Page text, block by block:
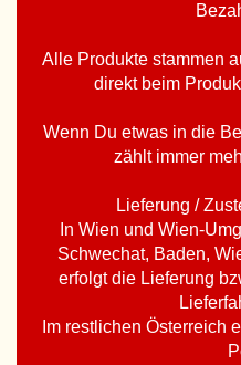
Alle Produkte stammen
direkt beim
Wenn Du etwas in die
zählt immer
Lieferung /
In Wien und Wien-
Schwechat, Baden,
erfolgt die Lieferung
Im restlichen Österreich